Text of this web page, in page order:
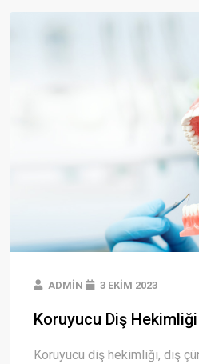
ADMIN 3 EKIM 2023
Koruyucu Diş Hekimliği
Koruyucu diş hekimliği, diş